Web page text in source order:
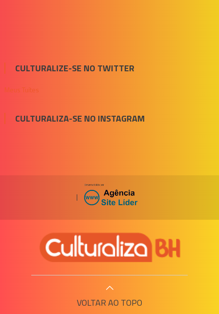
CULTURALIZE-SE NO TWITTER
Meus Tuítes
CULTURALIZA-SE NO INSTAGRAM
|
VOLTAR AO TOPO